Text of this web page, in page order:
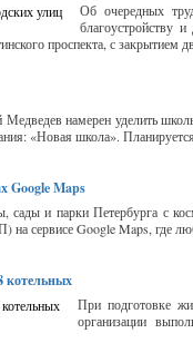
Об очередных
благоустройству
проспекта, с закрытием
намерен уделить
«Новая школа».
Google Maps
и парки Петербурга с
сервисе Google Maps, где
котельных
При подготовке
организации